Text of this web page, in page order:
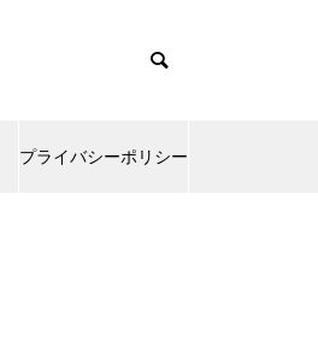
プライバシーポリシー